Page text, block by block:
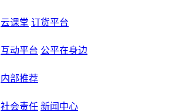
云课堂 订货平台
互动平台 公平在身边
内部推荐
社会责任 新闻中心